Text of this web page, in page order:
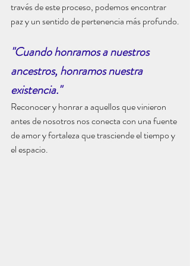
través de este proceso, podemos encontrar
paz y un sentido de pertenencia más profundo.
"Cuando honramos a nuestros
ancestros, honramos nuestra
existencia."
Reconocer y honrar a aquellos que vinieron
antes de nosotros nos conecta con una fuente
de amor y fortaleza que trasciende el tiempo y
el espacio.